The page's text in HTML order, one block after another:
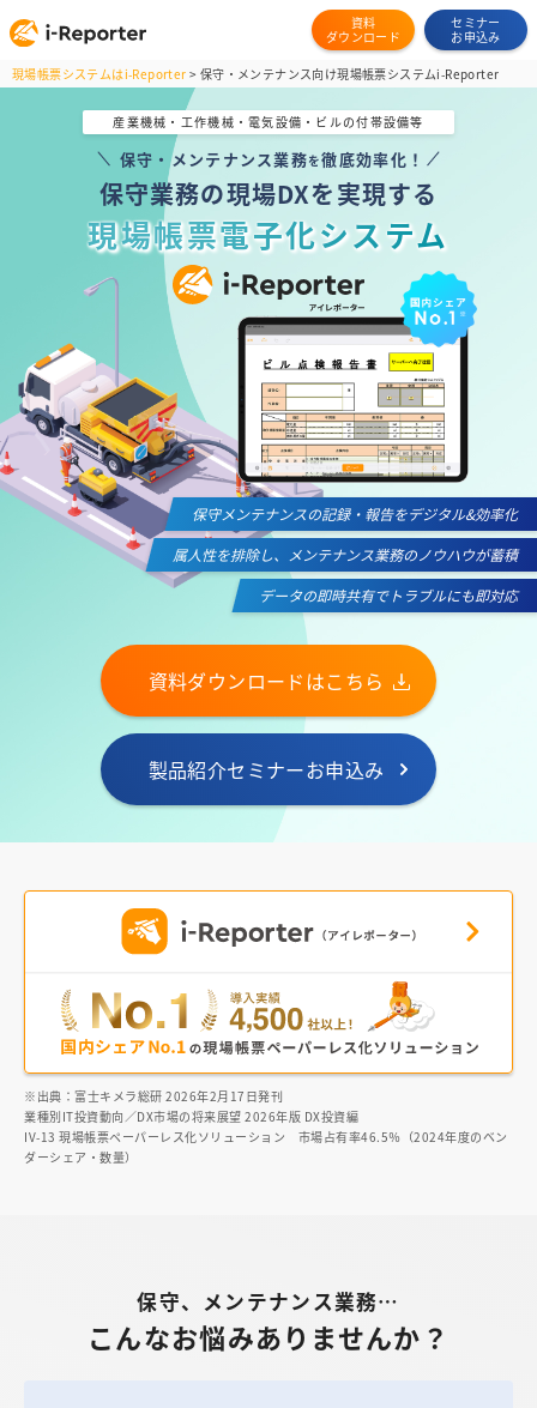
資料
ダウンロード
セミナー
お申込み
現場帳票システムはi-Reporter > 保守・メンテナンス向け現場帳票システムi-Reporter
産業機械・工作機械・電気設備・ビルの付帯設備等
保守・メンテナンス業務を徹底効率化！
保守業務の現場DXを実現する
現場帳票電子化システム
保守メンテナンスの記録・報告をデジタル&効率化
属人性を排除し、メンテナンス業務のノウハウが蓄積
データの即時共有でトラブルにも即対応
資料ダウンロードはこちら
製品紹介セミナーお申込み
※出典：富士キメラ総研 2026年2月17日発刊
業種別IT投資動向／DX市場の将来展望 2026年版 DX投資編
IV-13 現場帳票ペーパーレス化ソリューション 市場占有率46.5％（2024年度のベン
ダーシェア・数量）
保守、メンテナンス業務…
こんなお悩みありませんか？